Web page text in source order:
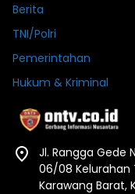
Berita
TNI/Polri
Pemerintahan
Hukum & Kriminal
Jl. Rangga Gede
06/08 Kelurahan
Karawang Barat,